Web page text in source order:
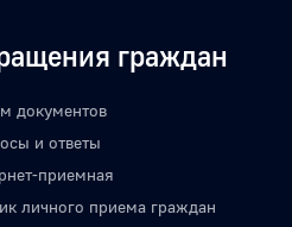
граждан
документов
и ответы
приемная
личного приема граждан